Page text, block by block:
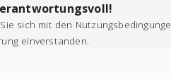
sich mit den
einverstanden.